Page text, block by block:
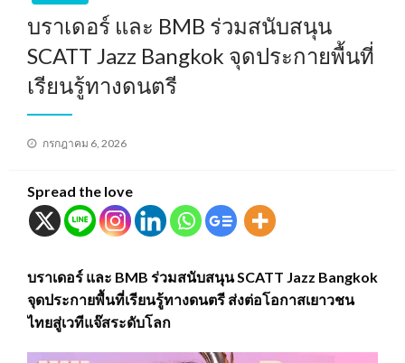
บราเดอร์ และ BMB ร่วมสนับสนุน
SCATT Jazz Bangkok จุดประกายพื้นที่
เรียนรู้ทางดนตรี
Posted
กรกฎาคม 6, 2026
Spread the love
บราเดอร์ และ BMB ร่วมสนับสนุน SCATT Jazz Bangkok
จุดประกายพื้นที่เรียนรู้ทางดนตรี ส่งต่อโอกาสเยาวชน
ไทยสู่เวทีแจ๊สระดับโลก